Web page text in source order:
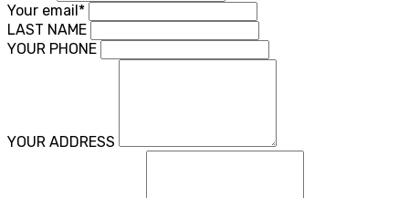
Your email*
LAST NAME
YOUR PHONE
YOUR ADDRESS